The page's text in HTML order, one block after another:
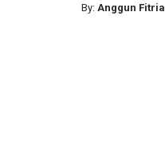
By: Anggun Fitria